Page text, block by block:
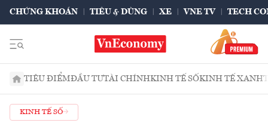
CHỨNG KHOÁN TIÊU & DÙNG XE VNE TV TECH
TIÊU ĐIỂMĐẦU TƯTÀI CHÍNHKINH TẾ SỐKINH TẾ XANH
KINH TẾ SỐ